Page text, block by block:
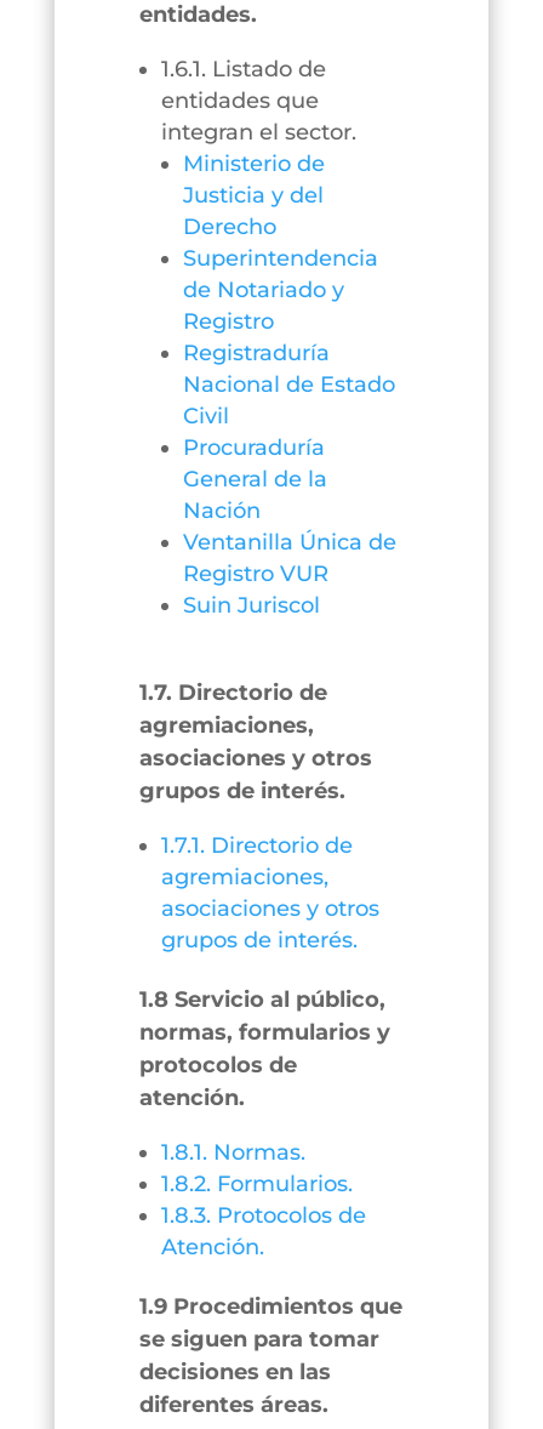
entidades.
1.6.1. Listado de
entidades que
integran el sector.
Ministerio de
Justicia y del
Derecho
Superintendencia
de Notariado y
Registro
Registraduría
Nacional de Estado
Civil
Procuraduría
General de la
Nación
Ventanilla Única de
Registro VUR
Suin Juriscol
1.7. Directorio de
agremiaciones,
asociaciones y otros
grupos de interés.
1.7.1. Directorio de
agremiaciones,
asociaciones y otros
grupos de interés.
1.8 Servicio al público,
normas, formularios y
protocolos de
atención.
1.8.1. Normas.
1.8.2. Formularios.
1.8.3. Protocolos de
Atención.
1.9 Procedimientos que
se siguen para tomar
decisiones en las
diferentes áreas.